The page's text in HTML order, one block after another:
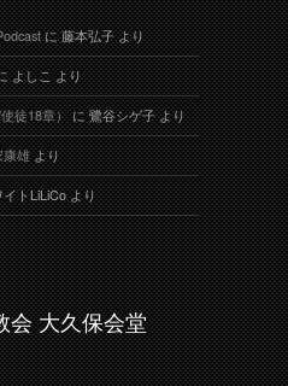
に藤本弘子より
よしこより
徒18章）に鷺谷シゲ子より
康雄より
イトLiLiCoより
会 大久保会堂